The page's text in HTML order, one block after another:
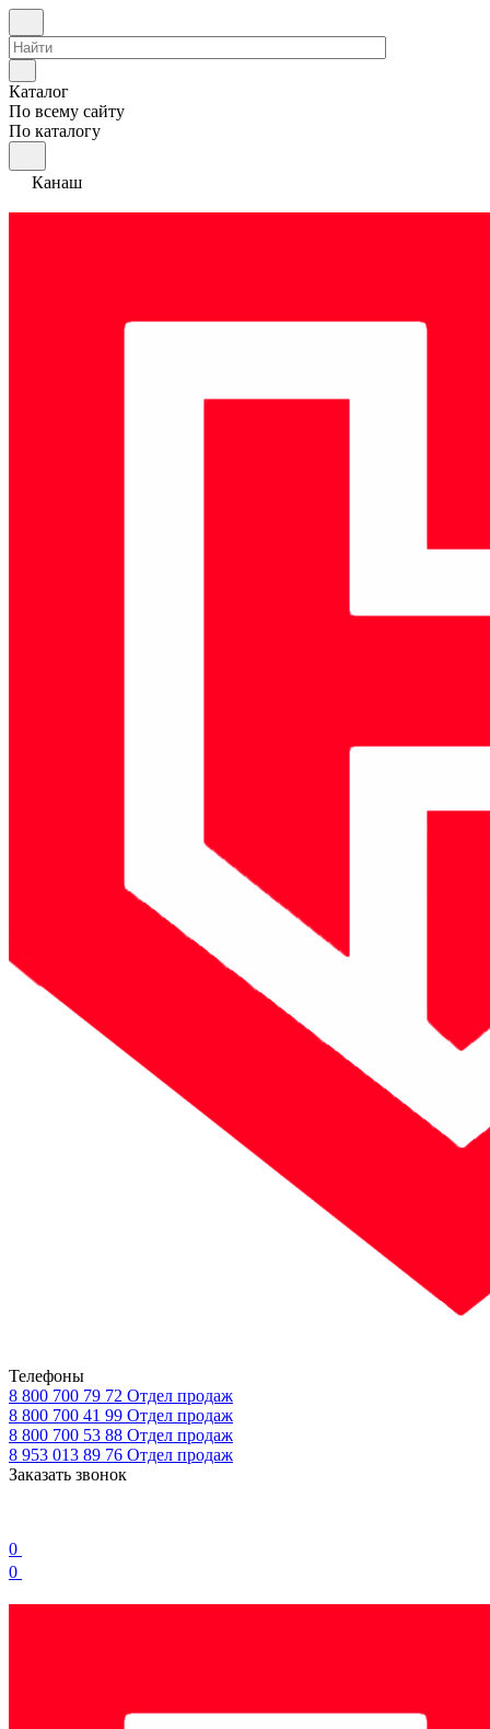
Каталог
По всему сайту
По каталогу
Канаш
Телефоны
8 800 700 79 72 Отдел продаж
8 800 700 41 99 Отдел продаж
8 800 700 53 88 Отдел продаж
8 953 013 89 76 Отдел продаж
Заказать звонок
0
0